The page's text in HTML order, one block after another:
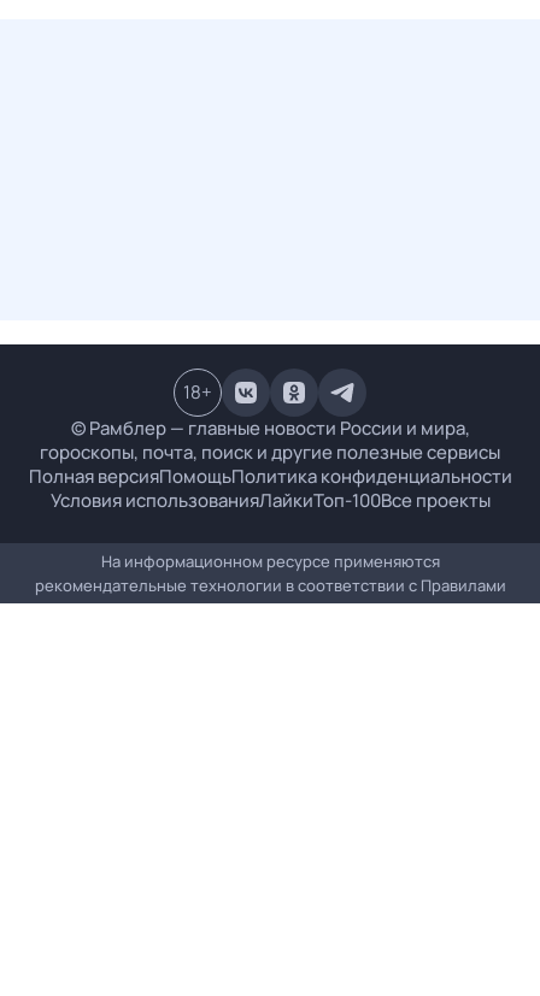
© Рамблер — главные новости России и мира,
гороскопы, почта, поиск и другие полезные сервисы
Полная версияПомощьПолитика конфиденциальности
Условия использованияЛайкиТоп-100Все проекты
18+
На информационном ресурсе применяются
рекомендательные технологии в соответствии с Правилами